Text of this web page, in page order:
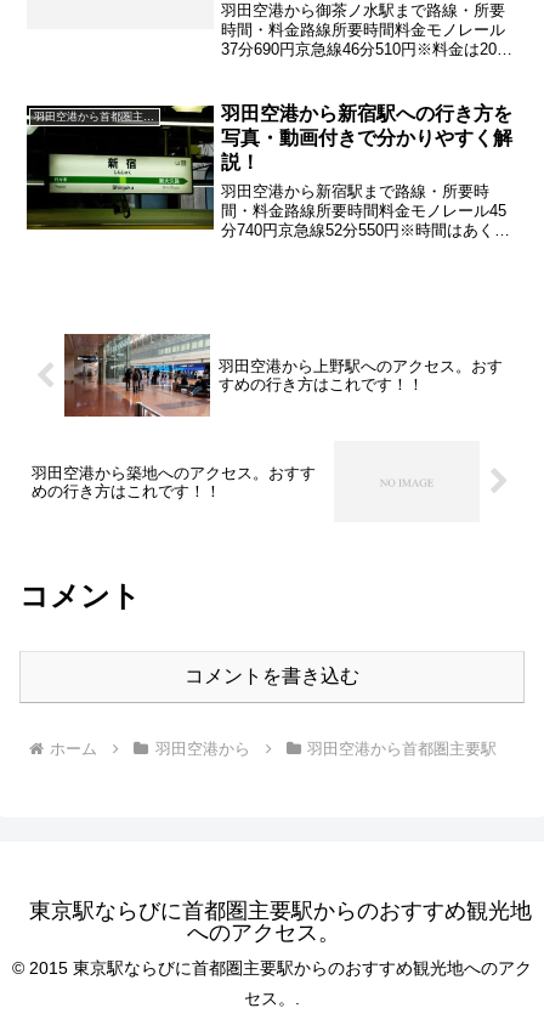
羽田空港から御茶ノ水駅まで路線・所要
時間・料金路線所要時間料金モノレール
37分690円京急線46分510円※料金は2024
い
羽田空港から首都圏主要駅
羽田空港から新宿駅への行き方を
写真・動画付きで分かりやすく解
説！
羽田空港から新宿駅まで路線・所要時
間・料金路線所要時間料金モノレール45
分740円京急線52分550円※時間はあくま
羽田空港から上野駅へのアクセス。おす
すめの行き方はこれです！！
羽田空港から築地へのアクセス。おすす
めの行き方はこれです！！
コメント
コメントを書き込む
ホーム 羽田空港から 羽田空港から首都圏主要駅
東京駅ならびに首都圏主要駅からのおすすめ観光地
へのアクセス。
© 2015 東京駅ならびに首都圏主要駅からのおすすめ観光地へのアク
セス。.